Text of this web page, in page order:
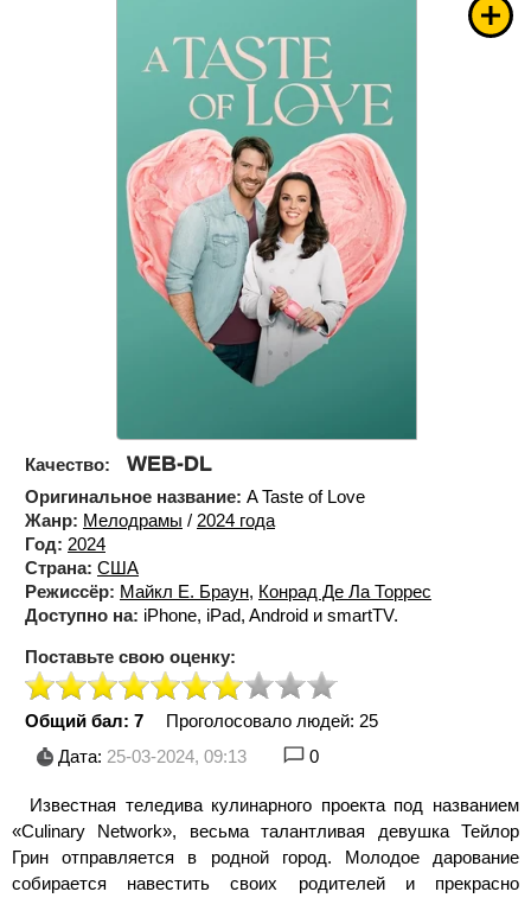
Качество: WEB-DL
Оригинальное название: A Taste of Love
Жанр: Мелодрамы / 2024 года
Год: 2024
Страна: США
Режиссёр: Майкл Е. Браун, Конрад Де Ла Торрес
Доступно на: iPhone, iPad, Android и smartTV.
Поставьте свою оценку:
Общий бал: 7 Проголосовало людей: 25
Дата: 25-03-2024, 09:13 0
Известная теледива кулинарного проекта под названием
«Culinary Network», весьма талантливая девушка Тейлор
Грин отправляется в родной город. Молодое дарование
собирается навестить своих родителей и прекрасно